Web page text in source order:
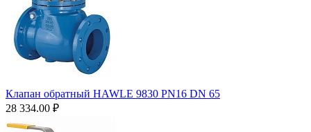
Клапан обратный HAWLE 9830 PN16 DN 65
28 334.00 ₽